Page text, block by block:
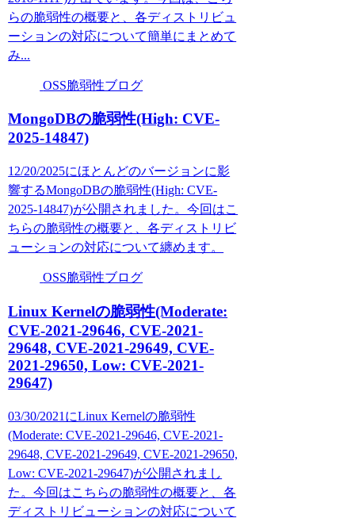
らの脆弱性の概要と、各ディストリビュ
ーションの対応について簡単にまとめて
み...
OSS脆弱性ブログ
MongoDBの脆弱性(High: CVE-
2025-14847)
12/20/2025にほとんどのバージョンに影
響するMongoDBの脆弱性(High: CVE-
2025-14847)が公開されました。今回はこ
ちらの脆弱性の概要と、各ディストリビ
ューションの対応について纏めます。
OSS脆弱性ブログ
Linux Kernelの脆弱性(Moderate:
CVE-2021-29646, CVE-2021-
29648, CVE-2021-29649, CVE-
2021-29650, Low: CVE-2021-
29647)
03/30/2021にLinux Kernelの脆弱性
(Moderate: CVE-2021-29646, CVE-2021-
29648, CVE-2021-29649, CVE-2021-29650,
Low: CVE-2021-29647)が公開されまし
た。今回はこちらの脆弱性の概要と、各
ディストリビューションの対応について